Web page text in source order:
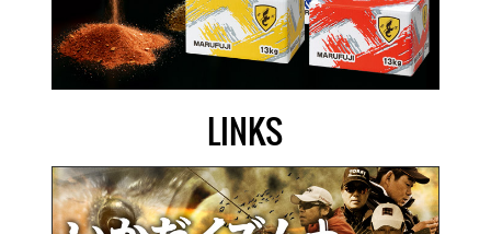
LINKS